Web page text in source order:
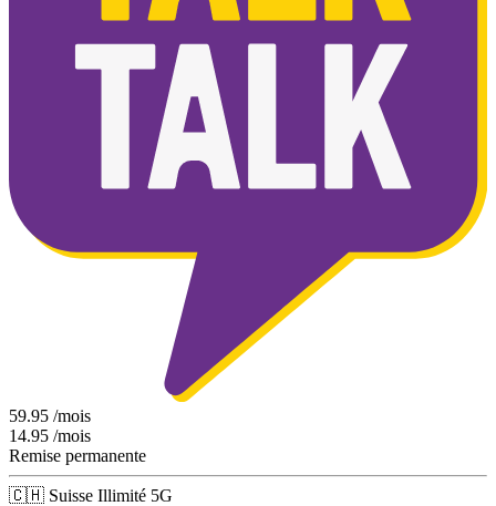
59.95 /mois
14.95 /mois
Remise permanente
🇨🇭 Suisse Illimité 5G